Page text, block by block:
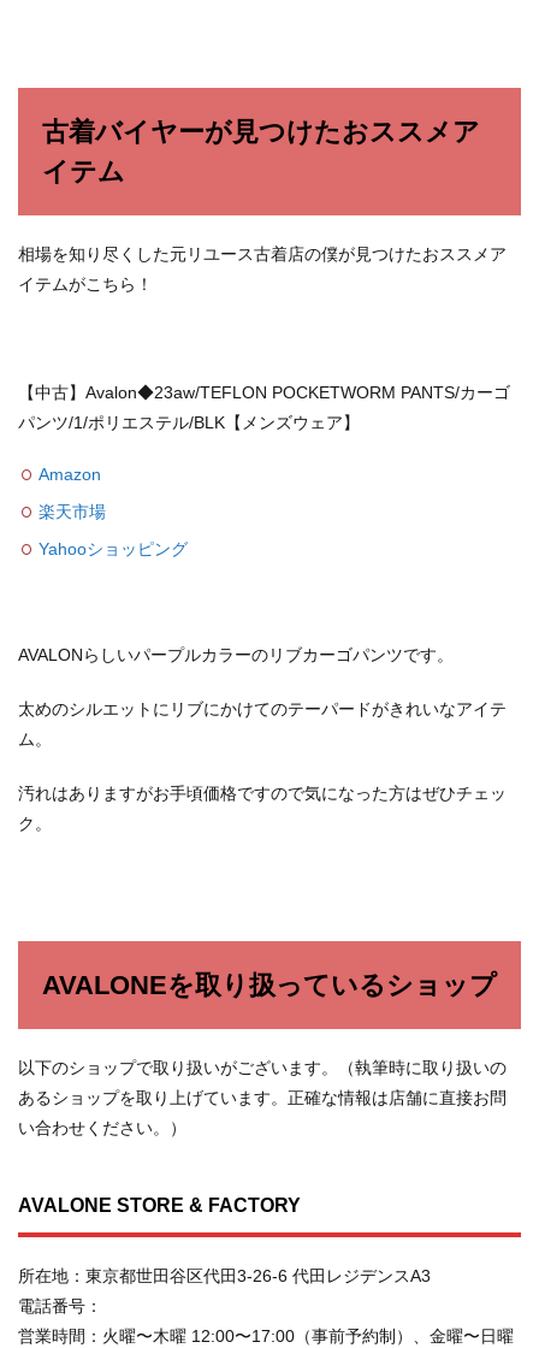
古着バイヤーが見つけたおススメア
イテム
相場を知り尽くした元リユース古着店の僕が見つけたおススメア
イテムがこちら！
【中古】Avalon◆23aw/TEFLON POCKETWORM PANTS/カーゴ
パンツ/1/ポリエステル/BLK【メンズウェア】
Amazon
楽天市場
Yahooショッピング
AVALONらしいパープルカラーのリブカーゴパンツです。
太めのシルエットにリブにかけてのテーパードがきれいなアイテ
ム。
汚れはありますがお手頃価格ですので気になった方はぜひチェッ
ク。
AVALONEを取り扱っているショップ
以下のショップで取り扱いがございます。（執筆時に取り扱いの
あるショップを取り上げています。正確な情報は店舗に直接お問
い合わせください。）
AVALONE STORE & FACTORY
所在地：東京都世田谷区代田3-26-6 代田レジデンスA3
電話番号：
営業時間：火曜〜木曜 12:00〜17:00（事前予約制）、金曜〜日曜